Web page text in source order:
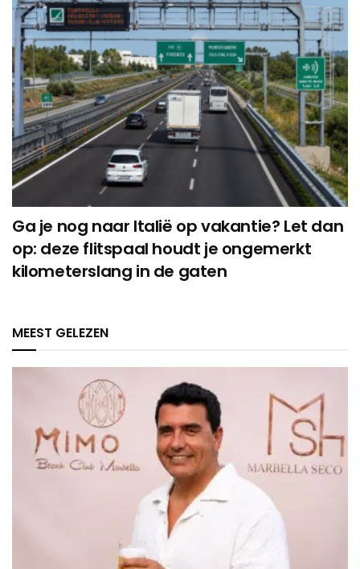
Ga je nog naar Italië op vakantie? Let dan
op: deze flitspaal houdt je ongemerkt
kilometerslang in de gaten
MEEST GELEZEN